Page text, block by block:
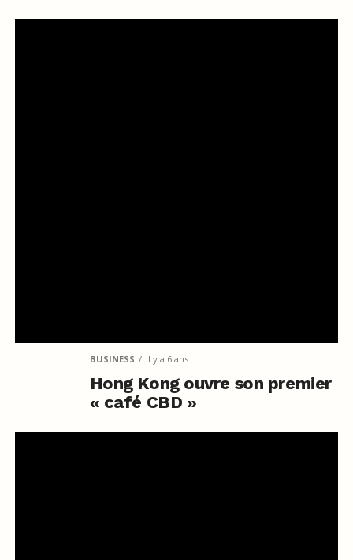
BUSINESS il y a 6 ans
Hong Kong ouvre son premier
« café CBD »